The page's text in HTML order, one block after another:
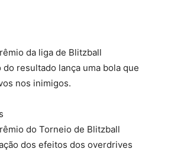
da liga de Blitzball
resultado lança uma bola que
nos inimigos.
do Torneio de Blitzball
dos efeitos dos overdrives